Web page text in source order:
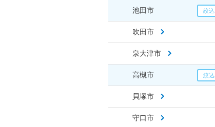
池田市
吹田市
泉大津市
高槻市
貝塚市
守口市